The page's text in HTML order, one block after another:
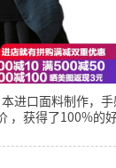
进口面料制作，
，获得了100%的